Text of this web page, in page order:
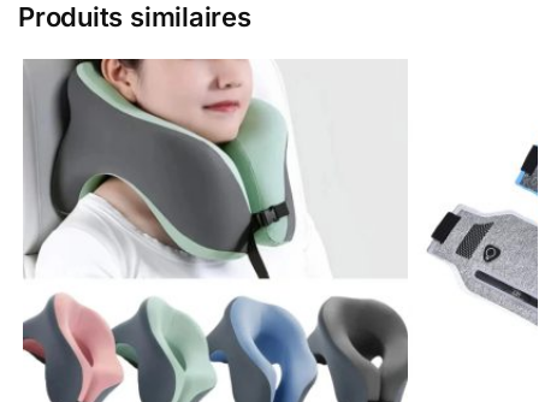
Produits similaires